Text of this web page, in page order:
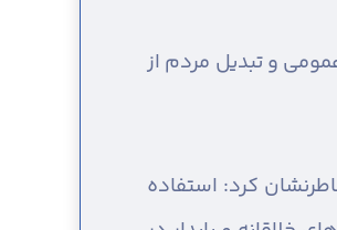
و تبدیل مردم از
کرد: استفاده